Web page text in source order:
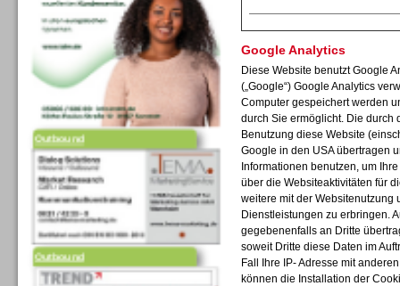
Outbound
Outbound
Google Analytics
Diese Website benutzt Google
(„Google“) Google Analytics
Computer gespeichert werden
durch Sie ermöglicht. Die durch
Benutzung diese Website
Google in den USA übertragen
Informationen benutzen, um
über die Websiteaktivitäten für
weitere mit der Websitenutzung
Dienstleistungen zu erbringen.
gegebenenfalls an Dritte
soweit Dritte diese Daten im
Fall Ihre IP- Adresse mit
können die Installation der